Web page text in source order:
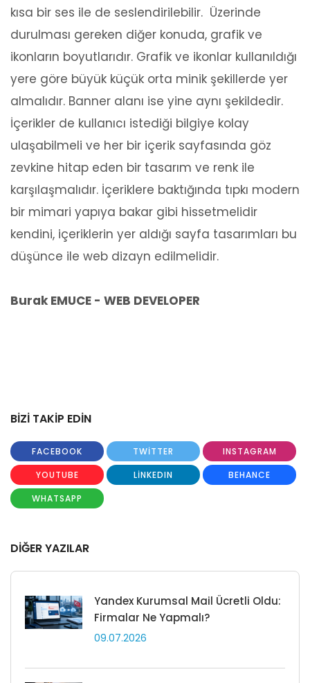
kısa bir ses ile de seslendirilebilir. Üzerinde
durulması gereken diğer konuda, grafik ve
ikonların boyutlarıdır. Grafik ve ikonlar kullanıldığı
yere göre büyük küçük orta minik şekillerde yer
almalıdır. Banner alanı ise yine aynı şekildedir.
İçerikler de kullanıcı istediği bilgiye kolay
ulaşabilmeli ve her bir içerik sayfasında göz
zevkine hitap eden bir tasarım ve renk ile
karşılaşmalıdır. İçeriklere baktığında tıpkı modern
bir mimari yapıya bakar gibi hissetmelidir
kendini, içeriklerin yer aldığı sayfa tasarımları bu
düşünce ile web dizayn edilmelidir.
Burak EMUCE - WEB DEVELOPER
BİZİ TAKİP EDİN
FACEBOOK TWITTER
INSTAGRAM
YOUTUBE
LINKEDIN
BEHANCE
WHATSAPP
DİĞER YAZILAR
Yandex Kurumsal Mail Ücretli Oldu:
Firmalar Ne Yapmalı?
09.07.2026